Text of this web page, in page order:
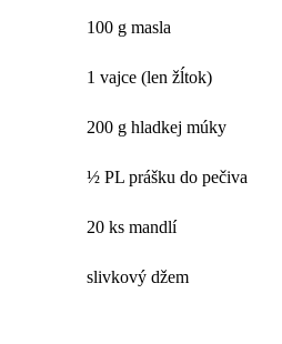
100 g masla
1 vajce (len žĺtok)
200 g hladkej múky
½ PL prášku do pečiva
20 ks mandlí
slivkový džem